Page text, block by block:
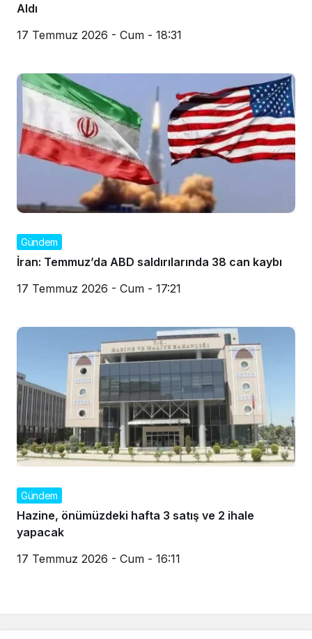
Aldı
17 Temmuz 2026 - Cum - 18:31
Gündem
İran: Temmuz’da ABD saldırılarında 38 can kaybı
17 Temmuz 2026 - Cum - 17:21
Gündem
Hazine, önümüzdeki hafta 3 satış ve 2 ihale
yapacak
17 Temmuz 2026 - Cum - 16:11